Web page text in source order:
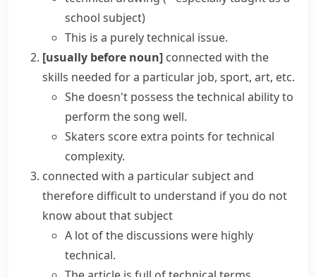
school subject)
This is a purelytechnical issue.
[usually before noun] connected with the
skills needed for a particular job, sport, art, etc.
She doesn't possess the technical ability to
perform the song well.
Skaters score extra points for technical
complexity.
connected with a particular subject and
therefore difficult to understand if you do not
know about that subject
A lot of the discussions were highly
technical.